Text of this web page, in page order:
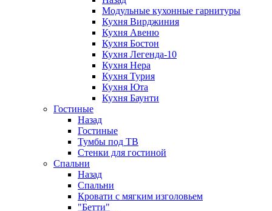
Модульные кухонные гарнитуры
Кухня Вирджиния
Кухня Авеню
Кухня Бостон
Кухня Легенда-10
Кухня Нера
Кухня Турия
Кухня Юта
Кухня Баунти
Гостиные
Назад
Гостиные
Тумбы под ТВ
Стенки для гостиной
Спальни
Назад
Спальни
Кровати с мягким изголовьем
"Бетти"